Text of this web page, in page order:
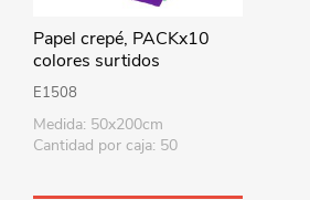
Papel crepé, PACKx10
colores surtidos
E1508
Medida: 50x200cm
Cantidad por caja: 50